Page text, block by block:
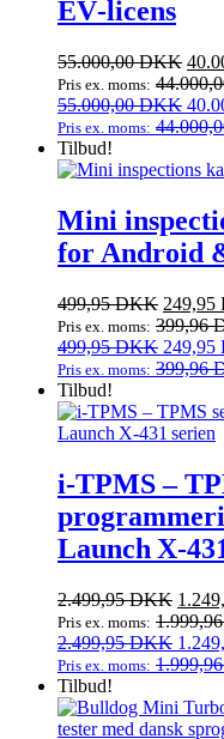
EV‑licens
55.000,00DKK Den
pris
var:
Pris ex. moms:
55.000,00DKK Den
var:
Pris ex. moms:
Tilbud!
Mini
for Android
499,95DKK Den
pris
var:
249,95
Pris ex. moms: 399,96
499,95DKK Den
var:
499,95
249,95
Pris ex. moms: 399,96
Tilbud!
i‑TPMS –
Launch
2.499,95DKK Den
pris
var:
Pris ex. moms:
2.499,95DKK Den
var:
Pris ex. moms:
Tilbud!